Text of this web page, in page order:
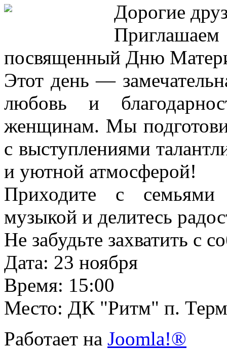
Дорогие
посвященный Дню
Этот день —
любовь и
женщинам. Мы
с выступлениями
и уютной атмосферой!
Приходите с семьями
музыкой и делитесь
Не забудьте захватить с
Дата: 23 ноября
Время: 15:00
Место: ДК "Ритм" п.
Работает на Joomla!®